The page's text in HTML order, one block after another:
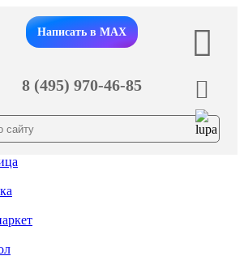
Написать в MAX
8 (495) 970-46-85